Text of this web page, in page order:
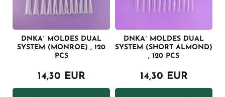
DNKA´ MOLDES DUAL
SYSTEM (MONROE) , 120
PCS
14,30 EUR
DNKA´ MOLDES DUAL
SYSTEM (SHORT ALMOND)
, 120 PCS
14,30 EUR